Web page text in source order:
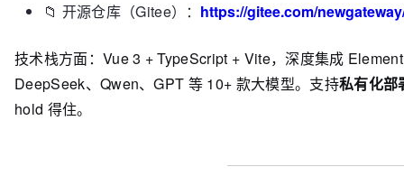
📁 开源仓库（Gitee）： https://gitee.com/
技术栈方面：Vue 3 + TypeScript + Vite，深度集成
DeepSeek、Qwen、GPT 等 10+ 款大模型。支持私有化部
hold 得住。